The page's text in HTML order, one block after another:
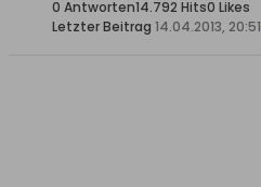
0 Antworten14.792 Hits0 Likes
Letzter Beitrag 14.04.2013, 20:51